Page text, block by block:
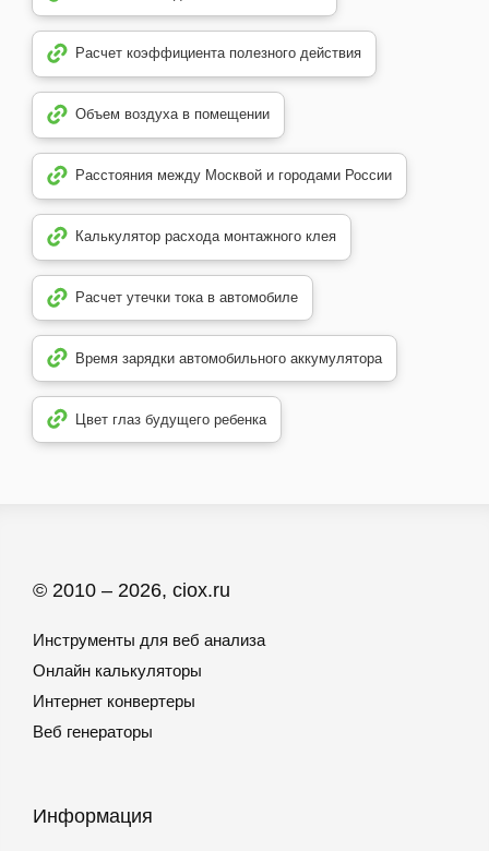
Расчет коэффициента полезного действия
Объем воздуха в помещении
Расстояния между Москвой и городами России
Калькулятор расхода монтажного клея
Расчет утечки тока в автомобиле
Время зарядки автомобильного аккумулятора
Цвет глаз будущего ребенка
© 2010 – 2026, ciox.ru
Инструменты для веб анализа
Онлайн калькуляторы
Интернет конвертеры
Веб генераторы
Информация